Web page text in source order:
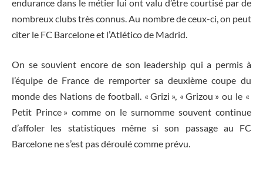
endurance dans le métier lui ont valu d’être courtisé par de
nombreux clubs très connus. Au nombre de ceux-ci, on peut
citer le FC Barcelone et l’Atlético de Madrid.
On se souvient encore de son leadership qui a permis à
l’équipe de France de remporter sa deuxième coupe du
monde des Nations de football. « Grizi », « Grizou » ou le «
Petit Prince » comme on le surnomme souvent continue
d’affoler les statistiques même si son passage au FC
Barcelone ne s’est pas déroulé comme prévu.